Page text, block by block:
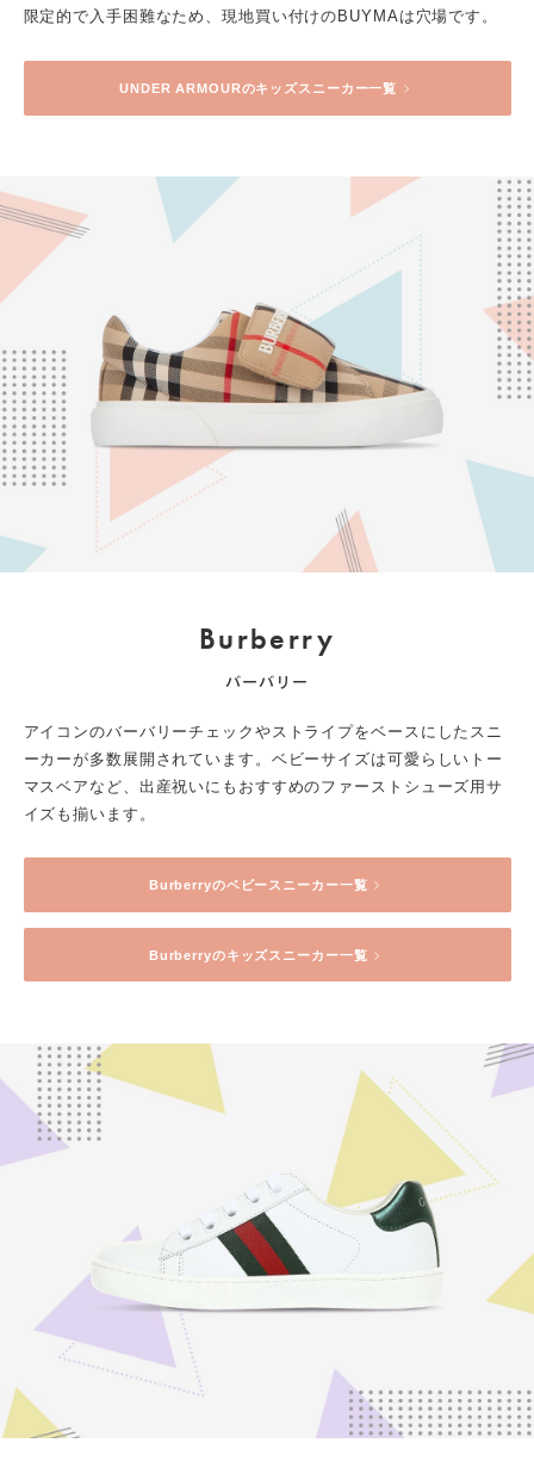
限定的で入手困難なため、現地買い付けのBUYMAは穴場です。
UNDER ARMOURのキッズスニーカー一覧
Burberry
バーバリー
アイコンのバーバリーチェックやストライプをベースにしたスニ
ーカーが多数展開されています。ベビーサイズは可愛らしいトー
マスベアなど、出産祝いにもおすすめのファーストシューズ用サ
イズも揃います。
Burberryのベビースニーカー一覧
Burberryのキッズスニーカー一覧